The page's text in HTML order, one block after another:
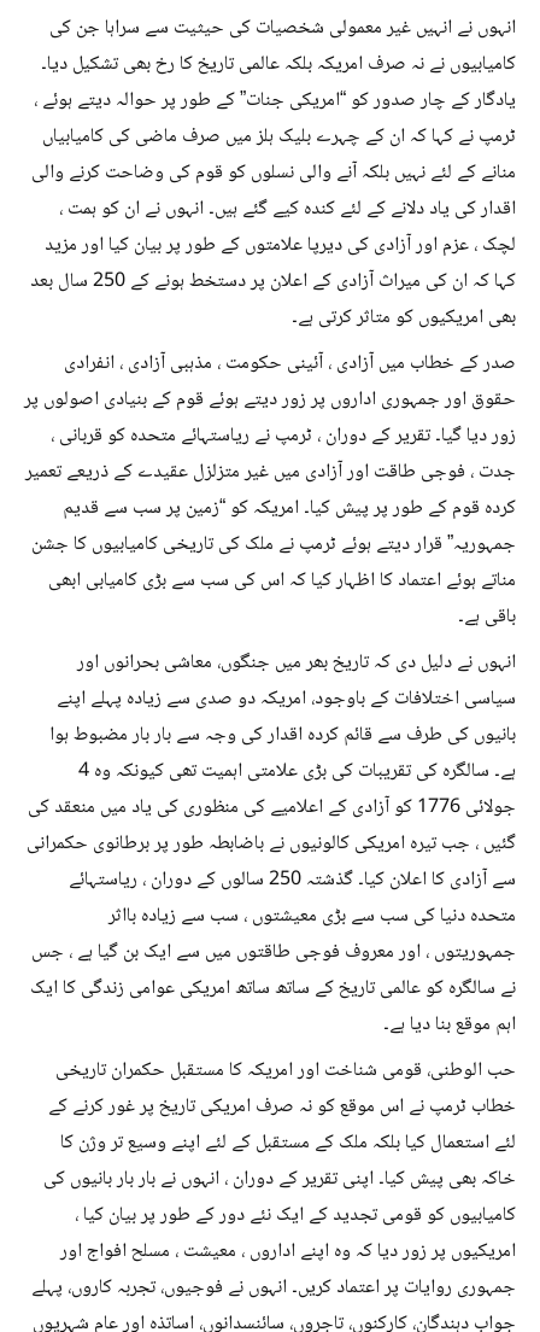
انہوں نے انہیں غیر معمولی شخصیات کی حیثیت سے سراہا جن کی
کامیابیوں نے نہ صرف امریکہ بلکہ عالمی تاریخ کا رخ بھی تشکیل دیا۔
یادگار کے چار صدور کو “امریکی جنات” کے طور پر حوالہ دیتے ہوئے ،
ٹرمپ نے کہا کہ ان کے چہرے بلیک ہلز میں صرف ماضی کی کامیابیاں
منانے کے لئے نہیں بلکہ آنے والی نسلوں کو قوم کی وضاحت کرنے والی
اقدار کی یاد دلانے کے لئے کندہ کیے گئے ہیں۔ انہوں نے ان کو ہمت ،
لچک ، عزم اور آزادی کی دیرپا علامتوں کے طور پر بیان کیا اور مزید
کہا کہ ان کی میراث آزادی کے اعلان پر دستخط ہونے کے 250 سال بعد
بھی امریکیوں کو متاثر کرتی ہے۔
صدر کے خطاب میں آزادی ، آئینی حکومت ، مذہبی آزادی ، انفرادی
حقوق اور جمہوری اداروں پر زور دیتے ہوئے قوم کے بنیادی اصولوں پر
زور دیا گیا۔ تقریر کے دوران ، ٹرمپ نے ریاستہائے متحدہ کو قربانی ،
جدت ، فوجی طاقت اور آزادی میں غیر متزلزل عقیدے کے ذریعے تعمیر
کردہ قوم کے طور پر پیش کیا۔ امریکہ کو “زمین پر سب سے قدیم
جمہوریہ” قرار دیتے ہوئے ٹرمپ نے ملک کی تاریخی کامیابیوں کا جشن
مناتے ہوئے اعتماد کا اظہار کیا کہ اس کی سب سے بڑی کامیابی ابھی
باقی ہے۔
انہوں نے دلیل دی کہ تاریخ بھر میں جنگوں، معاشی بحرانوں اور
سیاسی اختلافات کے باوجود، امریکہ دو صدی سے زیادہ پہلے اپنے
بانیوں کی طرف سے قائم کردہ اقدار کی وجہ سے بار بار مضبوط ہوا
ہے۔ سالگرہ کی تقریبات کی بڑی علامتی اہمیت تھی کیونکہ وہ 4
جولائی 1776 کو آزادی کے اعلامیے کی منظوری کی یاد میں منعقد کی
گئیں ، جب تیرہ امریکی کالونیوں نے باضابطہ طور پر برطانوی حکمرانی
سے آزادی کا اعلان کیا۔ گذشتہ 250 سالوں کے دوران ، ریاستہائے
متحدہ دنیا کی سب سے بڑی معیشتوں ، سب سے زیادہ بااثر
جمہوریتوں ، اور معروف فوجی طاقتوں میں سے ایک بن گیا ہے ، جس
نے سالگرہ کو عالمی تاریخ کے ساتھ ساتھ امریکی عوامی زندگی کا ایک
اہم موقع بنا دیا ہے۔
حب الوطنی، قومی شناخت اور امریکہ کا مستقبل حکمران تاریخی
خطاب ٹرمپ نے اس موقع کو نہ صرف امریکی تاریخ پر غور کرنے کے
لئے استعمال کیا بلکہ ملک کے مستقبل کے لئے اپنے وسیع تر وژن کا
خاکہ بھی پیش کیا۔ اپنی تقریر کے دوران ، انہوں نے بار بار بانیوں کی
کامیابیوں کو قومی تجدید کے ایک نئے دور کے طور پر بیان کیا ،
امریکیوں پر زور دیا کہ وہ اپنے اداروں ، معیشت ، مسلح افواج اور
جمہوری روایات پر اعتماد کریں۔ انہوں نے فوجیوں، تجربہ کاروں، پہلے
جواب دہندگان، کارکنوں، تاجروں، سائنسدانوں، اساتذہ اور عام شہریوں